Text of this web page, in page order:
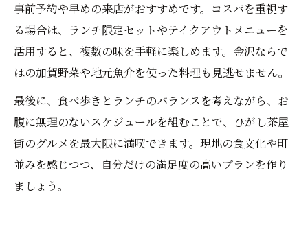
事前予約や早めの来店がおすすめです。コスパを重視す
る場合は、ランチ限定セットやテイクアウトメニューを
活用すると、複数の味を手軽に楽しめます。金沢ならで
はの加賀野菜や地元魚介を使った料理も見逃せません。
最後に、食べ歩きとランチのバランスを考えながら、お
腹に無理のないスケジュールを組むことで、ひがし茶屋
街のグルメを最大限に満喫できます。現地の食文化や町
並みを感じつつ、自分だけの満足度の高いプランを作り
ましょう。